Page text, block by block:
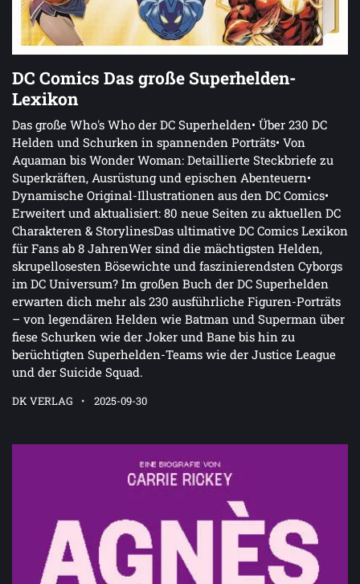
DC Comics Das große Superhelden-
Lexikon
Das große Who's Who der DC Superhelden• Über 230 DC
Helden und Schurken in spannenden Porträts• Von
Aquaman bis Wonder Woman: Detaillierte Steckbriefe zu
Superkräften, Ausrüstung und epischen Abenteuern•
Dynamische Original-Illustrationen aus den DC Comics•
Erweitert und aktualisiert: 80 neue Seiten zu aktuellen DC
Charakteren & StorylinesDas ultimative DC Comics Lexikon
für Fans ab 8 JahrenWer sind die mächtigsten Helden,
skrupellosesten Bösewichte und faszinierendsten Cyborgs
im DC Universum? Im großen Buch der DC Superhelden
erwarten dich mehr als 230 ausführliche Figuren-Porträts
– von legendären Helden wie Batman und Superman über
fiese Schurken wie der Joker und Bane bis hin zu
berüchtigten Superhelden-Teams wie der Justice League
und der Suicide Squad.
DK VERLAG 2025-09-30